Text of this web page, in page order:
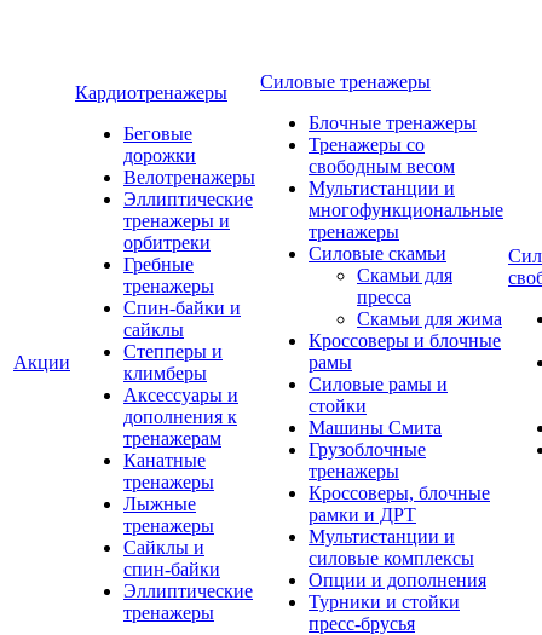
Акции
Кардиотренажеры
Беговые
дорожки
Велотренажеры
Эллиптические
тренажеры и
орбитреки
Гребные
тренажеры
Спин-байки и
сайклы
Степперы и
климберы
Аксессуары и
дополнения к
тренажерам
Канатные
тренажеры
Лыжные
тренажеры
Сайклы и
спин-байки
Эллиптические
тренажеры
Силовые тренажеры
Блочные тренажеры
Тренажеры со
свободным весом
Мультистанции и
многофункциональные
тренажеры
Силовые скамьи
Скамьи для
пресса
Скамьи для жима
Кроссоверы и блочные
рамы
Силовые рамы и
стойки
Машины Смита
Грузоблочные
тренажеры
Кроссоверы, блочные
рамки и ДРТ
Мультистанции и
силовые комплексы
Опции и дополнения
Турники и стойки
пресс-брусья